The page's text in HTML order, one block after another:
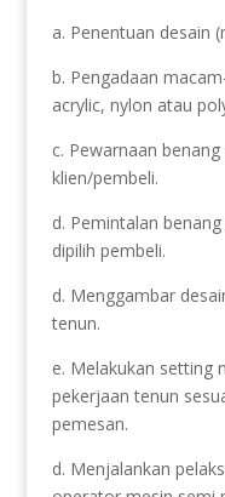
a. Penentuan desain
b. Pengadaan
acrylic, nylon atau
c. Pewarnaan
klien/pembeli.
d. Pemintalan
dipilih pembeli.
d. Menggambar
tenun.
e. Melakukan setting
pekerjaan tenun
pemesan.
d. Menjalankan